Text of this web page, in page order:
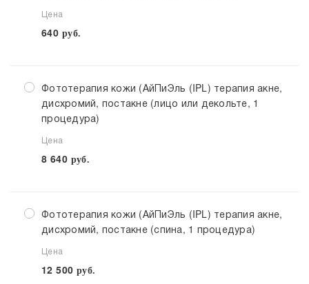
Цена
640 руб.
Фототерапия кожи (АйПиЭль (IPL) терапия акне,
дисхромий, постакне (лицо или декольте, 1
процедура)
Цена
8 640 руб.
Фототерапия кожи (АйПиЭль (IPL) терапия акне,
дисхромий, постакне (спина, 1 процедура)
Цена
12 500 руб.